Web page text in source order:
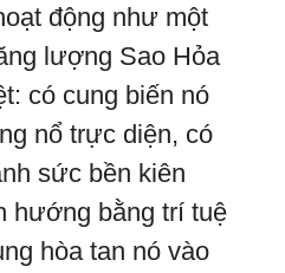
động như một
lượng Sao Hỏa
có cung biến nó
nổ trực diện, có
sức bền kiên
hướng bằng trí tuệ
hòa tan nó vào